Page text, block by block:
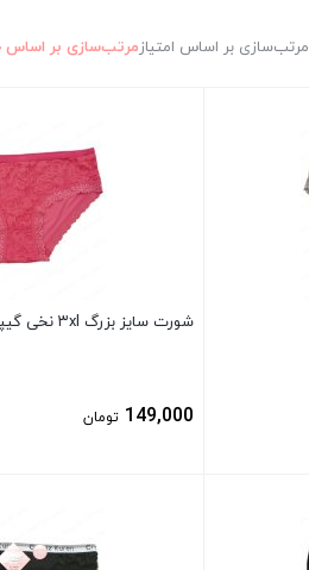
مرتب‌سازی بر اساس امتیازمرتب‌سازی بر اساس
شورت سایز بزرگ ۳xl نخی گیپور صورتی
149,000 تومان